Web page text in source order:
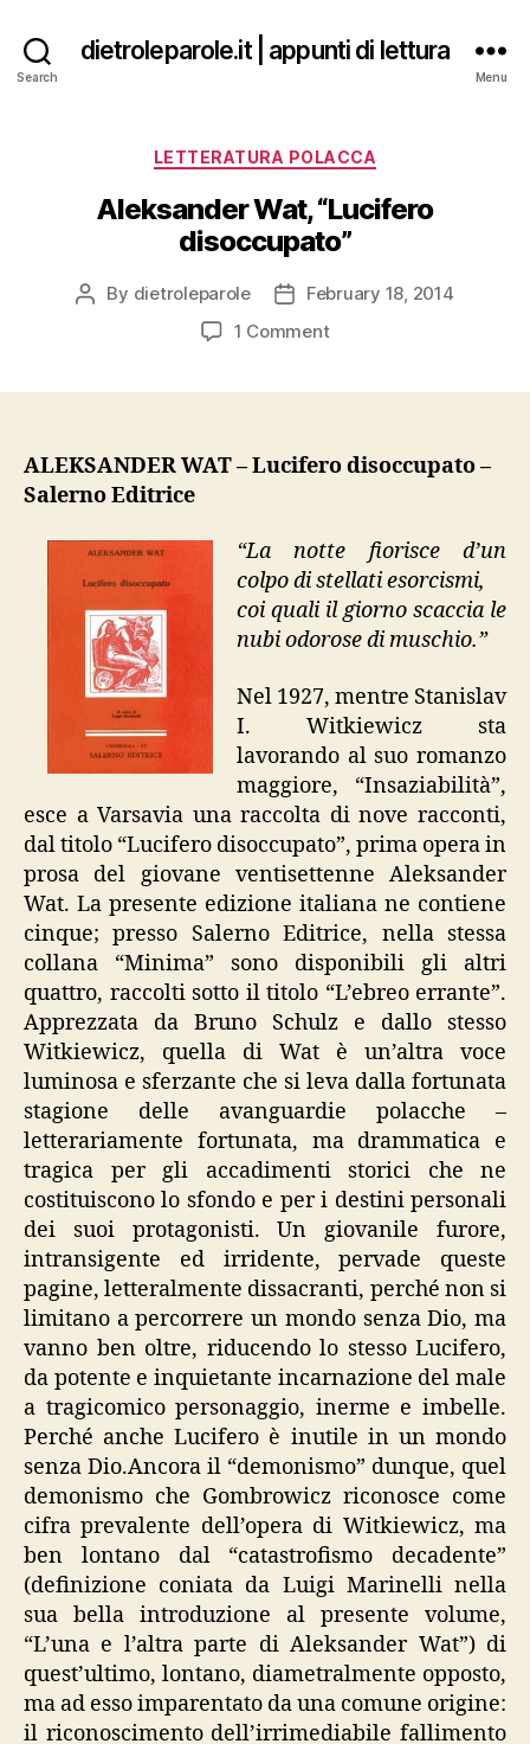
Search
dietroleparole.it | appunti di lettura
Menu
Categories
LETTERATURA POLACCA
Aleksander Wat, “Lucifero
disoccupato”
Post
By dietroleparole
PostFebruary 18, 2014
1 Commenton
ALEKSANDER WAT – Lucifero disoccupato –
Salerno Editrice
“La notte fiorisce d’un
colpo di stellati esorcismi,
coi quali il giorno scaccia le
nubi odorose di muschio.”
Nel 1927, mentre Stanislav
I. Witkiewicz sta
lavorando al suo romanzo
maggiore, “Insaziabilità”,
esce a Varsavia una raccolta di nove racconti,
dal titolo “Lucifero disoccupato”, prima opera in
prosa del giovane ventisettenne Aleksander
Wat. La presente edizione italiana ne contiene
cinque; presso Salerno Editrice, nella stessa
collana “Minima” sono disponibili gli altri
quattro, raccolti sotto il titolo “L’ebreo errante”.
Apprezzata da Bruno Schulz e dallo stesso
Witkiewicz, quella di Wat è un’altra voce
luminosa e sferzante che si leva dalla fortunata
stagione delle avanguardie polacche –
letterariamente fortunata, ma drammatica e
tragica per gli accadimenti storici che ne
costituiscono lo sfondo e per i destini personali
dei suoi protagonisti. Un giovanile furore,
intransigente ed irridente, pervade queste
pagine, letteralmente dissacranti, perché non si
limitano a percorrere un mondo senza Dio, ma
vanno ben oltre, riducendo lo stesso Lucifero,
da potente e inquietante incarnazione del male
a tragicomico personaggio, inerme e imbelle.
Perché anche Lucifero è inutile in un mondo
senza Dio.Ancora il “demonismo” dunque, quel
demonismo che Gombrowicz riconosce come
cifra prevalente dell’opera di Witkiewicz, ma
ben lontano dal “catastrofismo decadente”
(definizione coniata da Luigi Marinelli nella
sua bella introduzione al presente volume,
“L’una e l’altra parte di Aleksander Wat”) di
quest’ultimo, lontano, diametralmente opposto,
ma ad esso imparentato da una comune origine:
il riconoscimento dell’irrimediabile fallimento